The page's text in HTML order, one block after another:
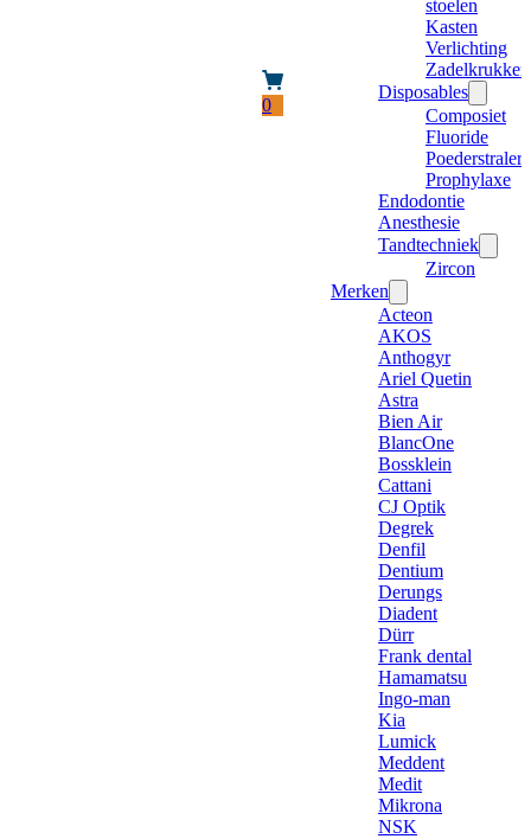
0
stoelen
Kasten
Verlichting
Zadelkrukken
Disposables
Composiet
Fluoride
Poederstraler
Prophylaxe
Endodontie
Anesthesie
Tandtechniek
Zircon
Merken
Acteon
AKOS
Anthogyr
Ariel Quetin
Astra
Bien Air
BlancOne
Bossklein
Cattani
CJ Optik
Degrek
Denfil
Dentium
Derungs
Diadent
Dürr
Frank dental
Hamamatsu
Ingo-man
Kia
Lumick
Meddent
Medit
Mikrona
NSK